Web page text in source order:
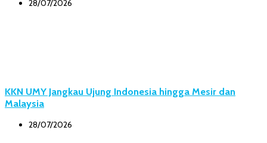
28/07/2026
KKN UMY Jangkau Ujung Indonesia hingga Mesir dan
Malaysia
28/07/2026